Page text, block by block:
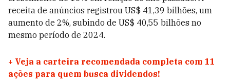
receita de anúncios registrou US$ 41,39 bilhões, um
aumento de 2%, subindo de US$ 40,55 bilhões no
mesmo período de 2024.
+ Veja a carteira recomendada completa com 11
ações para quem busca dividendos!